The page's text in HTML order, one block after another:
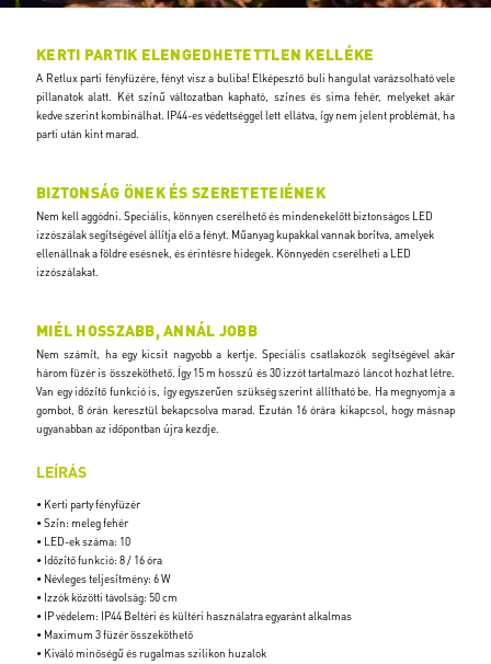
KERTI PARTIK ELENGEDHETETTLEN KELLÉKE
A Retlux parti fényfüzére, fényt visz a buliba! Elképesztő buli hangulat varázsolható vele
pillanatok alatt. Két színű változatban kapható, színes és sima fehér, melyeket akár
kedve szerint kombinálhat. IP44-es védettséggel lett ellátva, így nem jelent problémát, ha
parti után kint marad.
BIZTONSÁG ÖNEK ÉS SZERETETEIÉNEK
Nem kell aggódni. Speciális, könnyen cserélhető és mindenekelőtt biztonságos LED
izzószálak segítségével állítja elő a fényt. Műanyag kupakkal vannak borítva, amelyek
ellenállnak a földre esésnek, és érintésre hidegek. Könnyedén cserélheti a LED
izzószálakat.
MIÉL HOSSZABB, ANNÁL JOBB
Nem számít, ha egy kicsit nagyobb a kertje. Speciális csatlakozók segítségével akár
három füzér is összeköthető. Így 15 m hosszú és 30 izzót tartalmazó láncot hozhat létre.
Van egy időzítő funkció is, így egyszerűen szükség szerint állítható be. Ha megnyomja a
gombot, 8 órán keresztül bekapcsolva marad. Ezután 16 órára kikapcsol, hogy másnap
ugyanabban az időpontban újra kezdje.
LEÍRÁS
• Kerti party fényfüzér
• Szín: meleg fehér
• LED-ek száma: 10
• Időzítő funkció: 8 / 16 óra
• Névleges teljesítmény: 6 W
• Izzók közötti távolság: 50 cm
• IP védelem: IP44 Beltéri és kültéri használatra egyaránt alkalmas
• Maximum 3 füzér összeköthető
• Kiváló minőségű és rugalmas szilikon huzalok